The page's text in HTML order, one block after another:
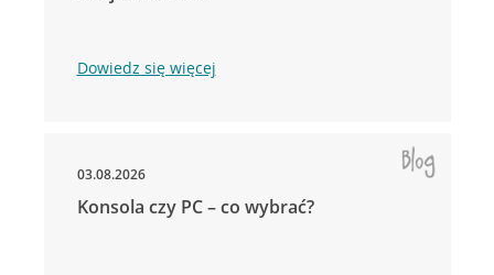
Dowiedz się więcej
03.08.2026
Konsola czy PC – co wybrać?